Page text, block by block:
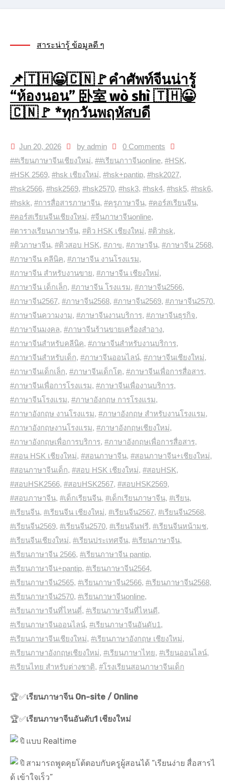
สาระน่ารู้ ข้อมูลดี ๆ
📌🇹🇭😀🇨🇳🚩คำศัพท์จีนน่ารู้
“ห้องนอน” 卧室 wò shì 🇹🇭😀
🇨🇳🚩 *ทุกวันพฤหัสบดี
Jun 20, 2026 by admin
0 Comments
##เรียนภาษาจีนเชียงใหม่, ##เรียนภาาจีนonline, #HSK,
#HSK 2569, #hsk เชียงใหม่, #hsk+pantip, #hsk2027,
#hsk2566, #hsk2569, #hsk2570, #hsk3, #hsk4, #hsk5, #hsk6,
#hskk, #การสื่อสารภาษาจีน, #ครูภาษาจีน, #คอร์สเรียนจีน,
#คอร์สเรียนจีนเชียงใหม่, #จีนภาษาจีนonline,
#ตารางเรียนภาษาจีน, #ติว HSK เชียงใหม่, #ติวhsk,
#ติวภาษาจีน, #ติวสอบ HSK, #ภาฃ, #ภาษาจีน, #ภาษาจีน 2568,
#ภาษาจีน คลีนิค, #ภาษาจีน งานโรงแรม,
#ภาษาจีน สำหรับงานขาย, #ภาษาจีน เชียงใหม่,
#ภาษาจีน เด็กเล็ก, #ภาษาจีน โรงแรม, #ภาษาจีน2566,
#ภาษาจีน2567, #ภาษาจีน2568, #ภาษาจีน2569, #ภาษาจีน2570,
#ภาษาจีนความงาม, #ภาษาจีนงานบริการ, #ภาษาจีนธุรกิจ,
#ภาษาจีนมงคล, #ภาษาจีนร้านขายเครื่องสำอาง,
#ภาษาจีนสำหรับคลีนิค, #ภาษาจีนสำหรับงานบริการ,
#ภาษาจีนสำหรับเด็ก, #ภาษาจีนออนไลน์, #ภาษาจีนเชียงใหม่,
#ภาษาจีนเด็กเล็ก, #ภาษาจีนเด็กโต, #ภาษาจีนเพื่อการสื่อสาร,
#ภาษาจีนเพื่อการโรงแรม, #ภาษาจีนเพื่องานบริการ,
#ภาษาจีนโรงแรม, #ภาษาอังกฤษ การโรงแรม,
#ภาษาอังกฤษ งานโรงแรม, #ภาษาอังกฤษ สำหรับงานโรงแรม,
#ภาษาอังกฤษงานโรงแรม, #ภาษาอังกฤษเชียงใหม่,
#ภาษาอังกฤษเพื่อการบริการ, #ภาษาอังกฤษเพื่อการสื่อสาร,
#สอน HSK เชียงใหม่, #สอนภาษาจีน, #สอนภาษาจีน+เชียงใหม่,
#สอนภาษาจีนเด็ก, #สอบ HSK เชียงใหม่, #สอบHSK,
#สอบHSK2566, #สอบHSK2567, #สอบHSK2569,
#สอบภาษาจีน, #เด็กเรียนจีน, #เด็กเรียนภาษาจีน, #เรียน,
#เรียนจีน, #เรียนจีน เชียงใหม่, #เรียนจีน2567, #เรียนจีน2568,
#เรียนจีน2569, #เรียนจีน2570, #เรียนจีนฟรี, #เรียนจีนหน้ามช,
#เรียนจีนเชียงใหม่, #เรียนประเทศจีน, #เรียนภาษาจีน,
#เรียนภาษาจีน 2566, #เรียนภาษาจีน pantip,
#เรียนภาษาจีน+pantip, #เรียนภาษาจีน2564,
#เรียนภาษาจีน2565, #เรียนภาษาจีน2566, #เรียนภาษาจีน2568,
#เรียนภาษาจีน2570, #เรียนภาษาจีนonline,
#เรียนภาษาจีนที่ไหนดี่, #เรียนภาษาจีนที่ไหนดี,
#เรียนภาษาจีนออนไลน์, #เรียนภาษาจีนอันดับ1 ,
#เรียนภาษาจีนเชียงใหม่, #เรียนภาษาอังกฤษ เชียงใหม่,
#เรียนภาษาอังกฤษเชียงใหม่, #เรียนภาษาไทย, #เรียนออนไลน์,
#เรียนไทย สำหรับต่างชาติ, #โรงเรียนสอนภาษาจีนเด็ก
🏆✅เรียนภาษาจีน On-site / Online
🏆✅เรียนภาษาจีนอันดับ1 เชียงใหม่
แบบ Realtime
สามารถพูดคุยโต้ตอบกับครูผู้สอนได้ “เรียนง่าย สื่อสารไ
ด้ เข้าใจเร็ว”